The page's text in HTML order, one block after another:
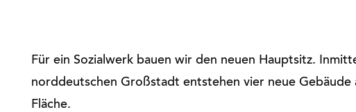
Für ein Sozialwerk bauen wir den neuen Hauptsitz.
norddeutschen Großstadt entstehen vier neue
Fläche.